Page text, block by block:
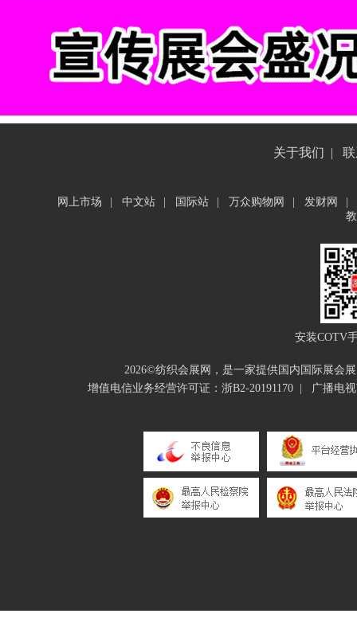
关于我们 |
网上市场 中文站 国际站 万众购物网 发财网
安装COTV
2026©纺织会展网，是一家提供国内国际展会
增值电信业务经营许可证：浙B2-20191170
广播电